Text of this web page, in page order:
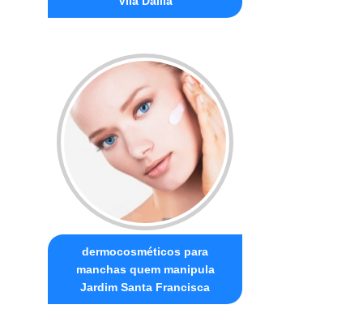
dermocosméticos para
manchas quem manipula
Jardim Santa Francisca